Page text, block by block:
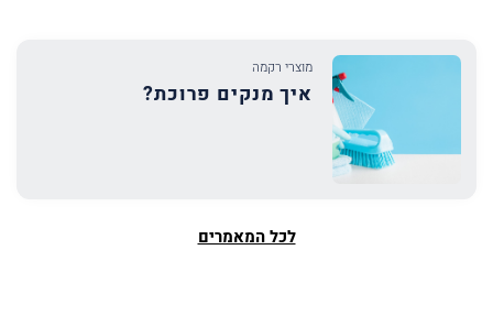
מוצרי רקמה
איך מנקים פרוכת?
לכל המאמרים